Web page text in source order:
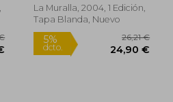
La Muralla, 2004, 1 Edición,
Tapa Blanda, Nuevo
Rápido